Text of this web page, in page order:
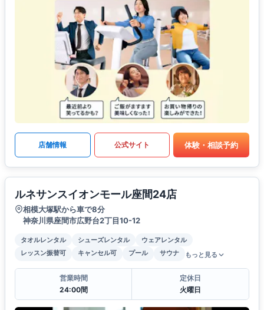
店舗情報 公式サイト 体験・相談予約
ルネサンスイオンモール座間24店
相模大塚駅から車で8分
神奈川県座間市広野台2丁目10-12
タオルレンタル シューズレンタル
ウェアレンタル
レッスン振替可
キャンセル可 プール サウナ もっと見る
営業時間
24:00間
定休日
火曜日